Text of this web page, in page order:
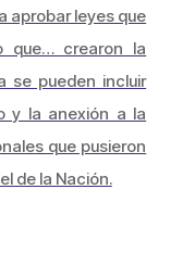
aprobar leyes que
que… crearon la
se pueden incluir
y la anexión a la
que pusieron
de la Nación.